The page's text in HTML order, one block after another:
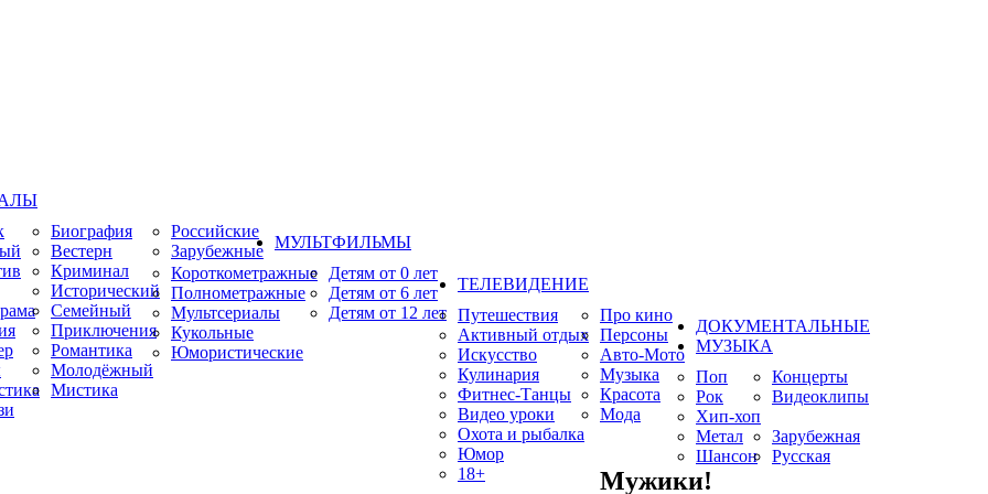
Биография
Вестерн
Криминал
Исторический
Семейный
Приключения
Романтика
Молодёжный
Мистика
Российские
Зарубежные МУЛЬТФИЛЬМЫ
Короткометражные
Полнометражные
Мультсериалы
Кукольные
Юмористические
Детям от 0 лет
Детям от 6 лет
Детям от 12 лет
ТЕЛЕВИДЕНИЕ
Путешествия
Активный отдых
Искусство
Кулинария
Фитнес-Танцы
Видео уроки
Охота и рыбалка
Юмор
18+
Про кино
Персоны
Авто-Мото
Музыка
Красота
Мода
ДОКУМЕНТАЛЬНЫЕ
МУЗЫКА
Поп
Рок
Хип-хоп
Метал
Шансон
Концерты
Видеоклипы
Зарубежная
Русская
Мужики!